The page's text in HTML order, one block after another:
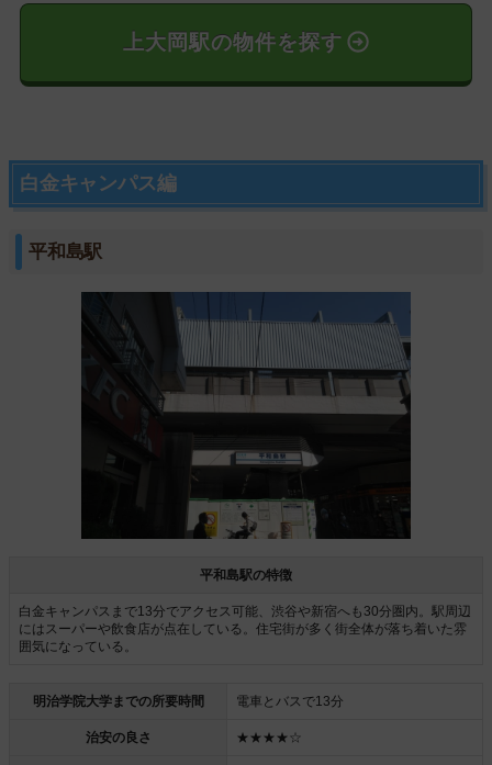
上大岡駅の物件を探す
白金キャンパス編
平和島駅
平和島駅の特徴
白金キャンパスまで13分でアクセス可能、渋谷や新宿へも30分圏内。駅周辺
にはスーパーや飲食店が点在している。住宅街が多く街全体が落ち着いた雰
囲気になっている。
明治学院大学までの所要時間 電車とバスで13分
治安の良さ ★★★★☆